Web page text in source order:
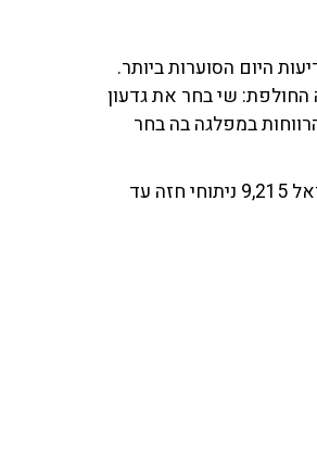
היום הסוערות ביותר.
שי בחר את גדעון
במפלגה בה בחר
ובמעבר חד, לאה דווקא בחרה להזכיר את הפרסום המעניין שחשף כי נערכו בישראל 9,215 ניתוחי חזה עד